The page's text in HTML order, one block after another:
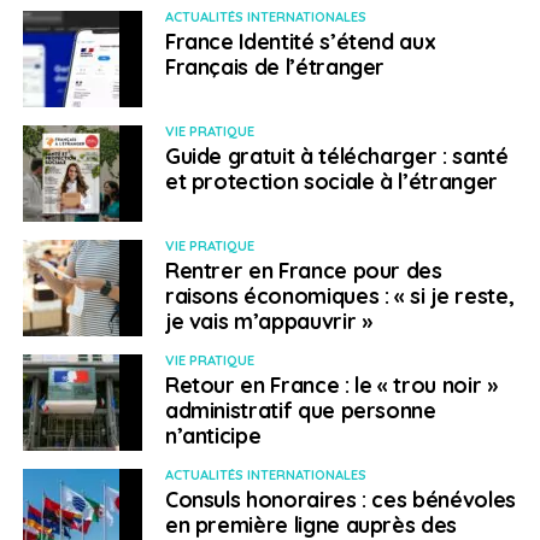
société proposant la prise en charge des
appartements et maisons en location courte durée. Elle
négocie un partenariat avec un homme d’affaire.
Séduit par son projet, Abdullah Alajaji lui apporte son
soutien. Driven Holiday Homes est lancé.
Khadija El Otmani fait alors ses premières armes
auprès d’une clientèle exigeante. « J’ai appris à mettre
en œuvre une haute qualité de service tout en
proposant le produit immobilier parfaitement en phase
avec la clientèle » explique-t-elle. Elle développe des
services de conciergerie de luxe associée à des
appartements et villas triés sur le volet.
Le développement de cette entreprise a amorcé ses
relations avec les investisseurs sous l’angle de la
qu’en vue de sa mise en location, Khadija El Otmani
propose aux acquéreurs la solution leur permettant de
ACTUALITÉS INTERNATIONALES
France Identité s’étend aux
Français de l’étranger
VIE PRATIQUE
Guide gratuit à télécharger : santé
et protection sociale à l’étranger
VIE PRATIQUE
Rentrer en France pour des
raisons économiques : « si je reste,
je vais m’appauvrir »
VIE PRATIQUE
Retour en France : le « trou noir »
administratif que personne
n’anticipe
ACTUALITÉS INTERNATIONALES
Consuls honoraires : ces bénévoles
en première ligne auprès des